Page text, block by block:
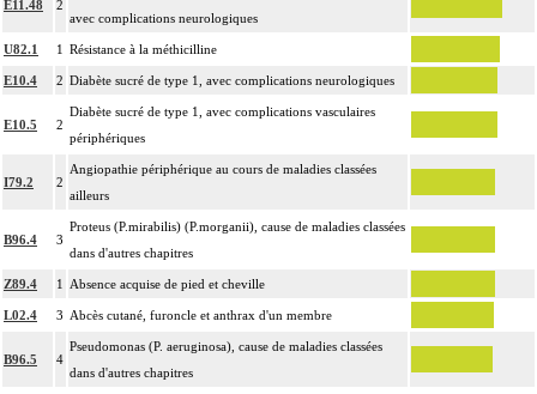
E11.48
2
avec complications neurologiques
U82.1 1 Résistance à la méthicilline
E10.4 2 Diabète sucré de type 1, avec complications neurologiques
E10.5 2
Diabète sucré de type 1, avec complications vasculaires
périphériques
I79.2 2
Angiopathie périphérique au cours de maladies classées
ailleurs
B96.4 3
Proteus (P.mirabilis) (P.morganii), cause de maladies classées
dans d'autres chapitres
Z89.4 1 Absence acquise de pied et cheville
L02.4 3 Abcès cutané, furoncle et anthrax d'un membre
B96.5 4
Pseudomonas (P. aeruginosa), cause de maladies classées
dans d'autres chapitres